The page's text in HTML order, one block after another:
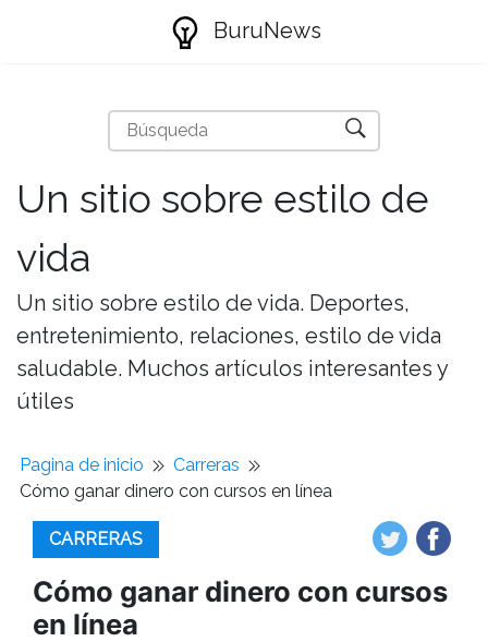
BuruNews
Un sitio sobre estilo de
vida
Un sitio sobre estilo de vida. Deportes,
entretenimiento, relaciones, estilo de vida
saludable. Muchos artículos interesantes y
útiles
Pagina de inicio
Carreras
Cómo ganar dinero con cursos en línea
CARRERAS
Cómo ganar dinero con cursos
en línea